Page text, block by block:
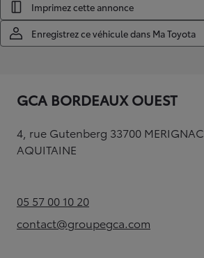
Imprimez cette annonce
Enregistrez ce véhicule dans Ma Toyota
GCA BORDEAUX OUEST
4, rue Gutenberg 33700 MERIGNAC,
AQUITAINE
05 57 00 10 20(Opens in new tab)
contact@groupegca.com
(Opens in new tab)